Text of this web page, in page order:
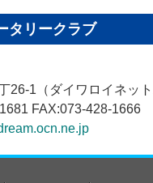
タリークラブ
26-1（ダイワロイネッ
FAX:073-428-1666